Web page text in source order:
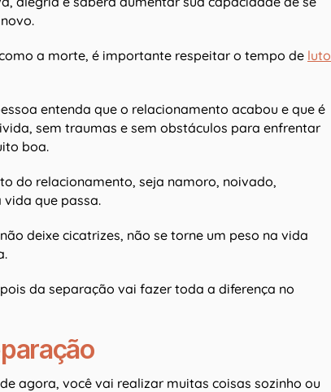
a morte, é importante respeitar o tempo de luto
entenda que o relacionamento acabou e que é
sem traumas e sem obstáculos para enfrentar
boa.
do relacionamento, seja namoro, noivado,
que passa.
deixe cicatrizes, não se torne um peso na vida
da separação vai fazer toda a diferença no
agora, você vai realizar muitas coisas sozinho ou